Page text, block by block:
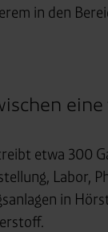
in den
etwa 300
Labor,
in